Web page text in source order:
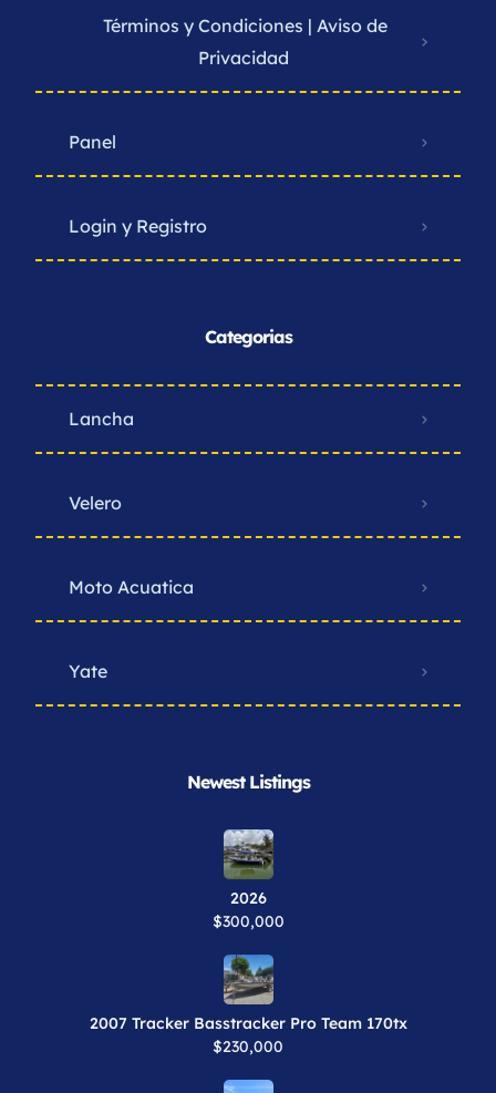
Términos y Condiciones | Aviso de
Privacidad ​
Panel
Login y Registro
Categorias
Lancha
Velero
Moto Acuatica
Yate
Newest Listings​
2026
$300,000
2007 Tracker Basstracker Pro Team 170tx
$230,000